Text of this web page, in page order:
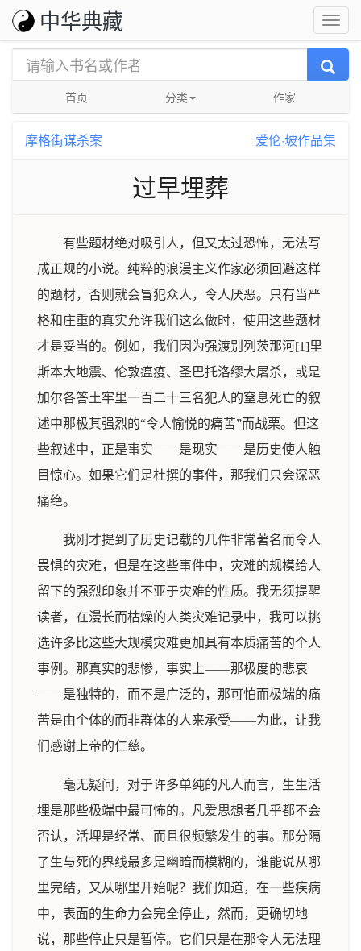
中华典藏
首页 分类 作家
摩格街谋杀案 爱伦·坡作品集
过早埋葬
有些题材绝对吸引人，但又太过恐怖，无法写
成正规的小说。纯粹的浪漫主义作家必须回避这样
的题材，否则就会冒犯众人，令人厌恶。只有当严
格和庄重的真实允许我们这么做时，使用这些题材
才是妥当的。例如，我们因为强渡别列茨那河[1]里
斯本大地震、伦敦瘟疫、圣巴托洛缪大屠杀，或是
加尔各答土牢里一百二十三名犯人的窒息死亡的叙
述中那极其强烈的“令人愉悦的痛苦”而战栗。但这
些叙述中，正是事实——是现实——是历史使人触
目惊心。如果它们是杜撰的事件，那我们只会深恶
痛绝。
我刚才提到了历史记载的几件非常著名而令人
畏惧的灾难，但是在这些事件中，灾难的规模给人
留下的强烈印象并不亚于灾难的性质。我无须提醒
读者，在漫长而枯燥的人类灾难记录中，我可以挑
选许多比这些大规模灾难更加具有本质痛苦的个人
事例。那真实的悲惨，事实上——那极度的悲哀
——是独特的，而不是广泛的，那可怕而极端的痛
苦是由个体的而非群体的人来承受——为此，让我
们感谢上帝的仁慈。
毫无疑问，对于许多单纯的凡人而言，生生活
埋是那些极端中最可怖的。凡爱思想者几乎都不会
否认，活埋是经常、而且很频繁发生的事。那分隔
了生与死的界线最多是幽暗而模糊的，谁能说从哪
里完结，又从哪里开始呢？我们知道，在一些疾病
中，表面的生命力会完全停止，然而，更确切地
说，那些停止只是暂停。它们只是在那令人无法理